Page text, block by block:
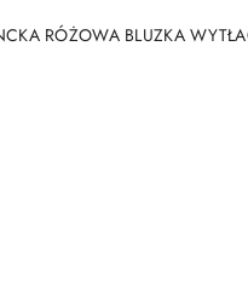
RÓŻOWA BLUZKA